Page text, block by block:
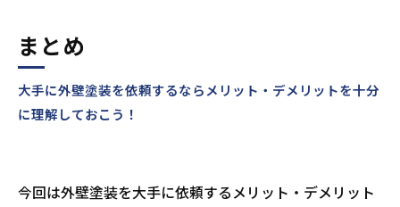
大手に外壁塗装を依頼するならメリット・デメリットを十分
に理解しておこう！
まとめ
今回は外壁塗装を大手に依頼するメリット・デメリット